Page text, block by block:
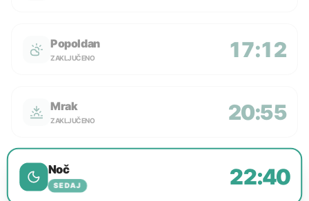
Popoldan
ZAKLJUČENO 17:12
Mrak
ZAKLJUČENO 20:55
Noč
SEDAJ 22:40